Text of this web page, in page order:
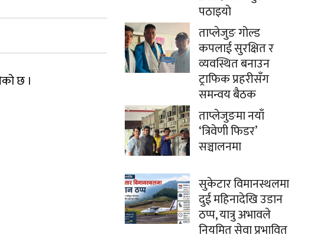
छ ।
पठाइयो
ताप्लेजुङ गोल्ड
कपलाई सुरक्षित र
व्यवस्थित बनाउन
ट्राफिक प्रहरीसँग
समन्वय बैठक
ताप्लेजुङमा नयाँ
‘त्रिवेणी फिडर’
सञ्चालनमा
सुकेटार विमानस्थलमा
दुई महिनादेखि उडान
ठप्प, यात्रु अभावले
नियमित सेवा प्रभावित